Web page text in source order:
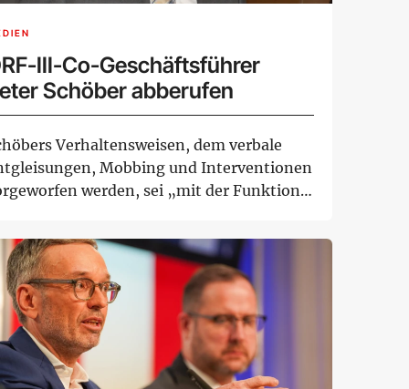
III-Co-Geschäftsführer
Schöber abberufen
Verhaltensweisen, dem verbale
Mobbing und Interventionen
werden, sei „mit der Funktion